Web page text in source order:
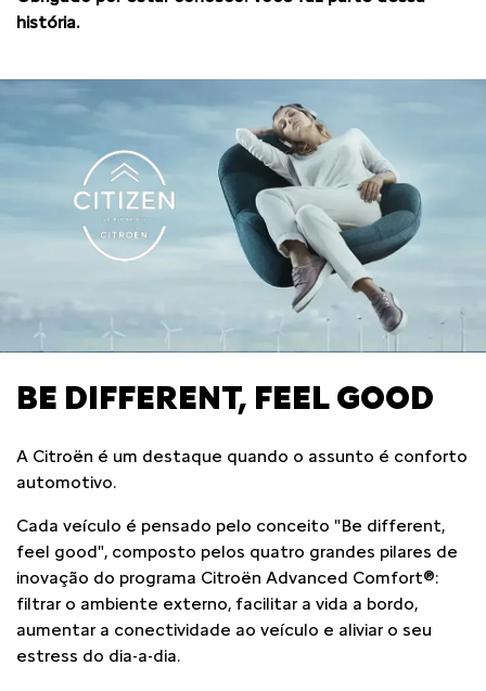
história.
BE DIFFERENT, FEEL GOOD
A Citroën é um destaque quando o assunto é conforto
automotivo.
Cada veículo é pensado pelo conceito "Be different,
feel good", composto pelos quatro grandes pilares de
inovação do programa Citroën Advanced Comfort®:
filtrar o ambiente externo, facilitar a vida a bordo,
aumentar a conectividade ao veículo e aliviar o seu
estress do dia-a-dia.